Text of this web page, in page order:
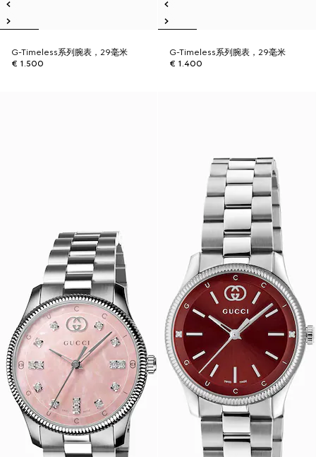
G-Timeless系列腕表，29毫米
€ 1.500
G-Timeless系列腕表，29毫米
€ 1.400